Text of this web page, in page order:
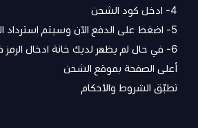
4- ادخل كود الشحن
5- اضغط على الدفع الآن وسيتم استرداد الكود لحسابك
6- في حال لم يظهر لديك خانة ادخال الرمز
أعلى الصفحة بموقع الشحن
تطبّق الشروط والأحكام